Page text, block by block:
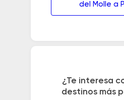
del Molle a
¿Te interesa
destinos más